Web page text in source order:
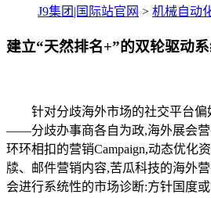
J9集团|国际站官网 > 机械自动
建立“天然排名+”的双轮驱动
针对分歧海外市场的社交平台偏
——分歧办事商各自为政,海外展会营
环环相扣的营销Campaign,动态优化
牍、邮件营销内容,苦瓜科技的海外
会进行系统性的市场诊断:方针国度